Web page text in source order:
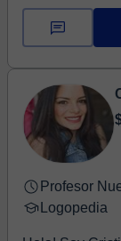
Profesor
Logopedia